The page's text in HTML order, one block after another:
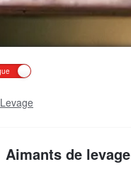
Levage
Aimants de levage